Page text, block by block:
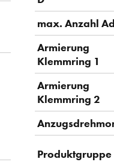
max. Anzahl
Armierung
Klemmring 1
Armierung
Klemmring 2
Produktgruppe